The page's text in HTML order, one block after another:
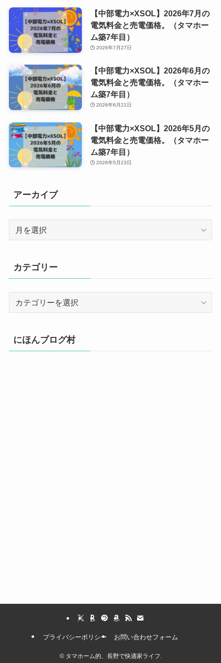
【中部電力×XSOL】2026年7月の
電気料金と売電価格。（タマホー
ム築7年目）
2026年7月27日
【中部電力×XSOL】2026年6月の
電気料金と売電価格。（タマホー
ム築7年目）
2026年6月21日
【中部電力×XSOL】2026年5月の
電気料金と売電価格。（タマホー
ム築7年目）
2026年5月23日
アーカイブ
ブ
カテゴリー
リ
ー
にほんブログ村
プライバシーポリシー お問い合わせフォーム
©タマホーム的、長野で快適家ライフ.